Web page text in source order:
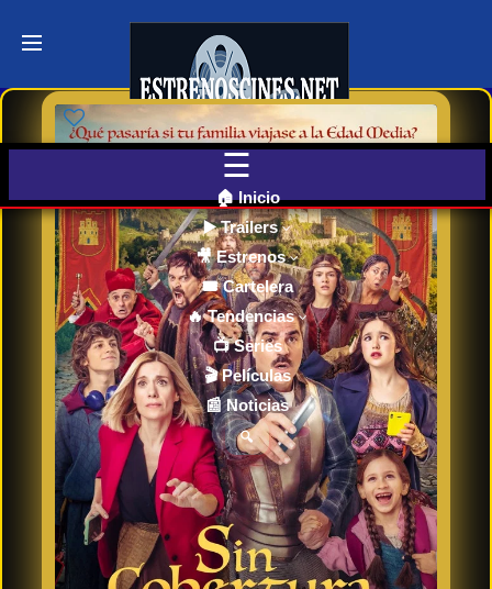
Últimos
AHORA
Cartelera
de Cine
Próximos
Estrenos
en Cines
Últimos
Tráilers
Español
🏠 Inicio
▶️ Trailers
🎥 Estrenos
🎟️ Cartelera
🔥 Tendencias
📺 Series
🎬 Películas
📰 Noticias
🔍